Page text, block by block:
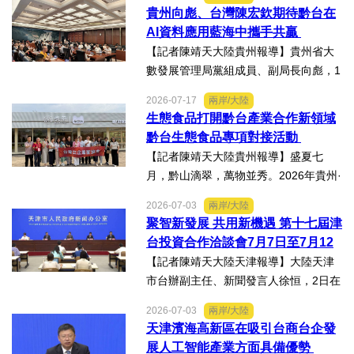
色產業助力鄉村振興對接會的臺灣嘉賓
組團，7月15日，到興仁市實地考察，深
入調研興仁薏仁米...
貴州向彪、台灣陳宏欽期待黔台在
AI資料應用藍海中攜手共贏
【記者陳靖天大陸貴州報導】貴州省大
數發展管理局黨組成員、副局長向彪，1
4日，在2026年貴州・臺灣經貿交流合
作懇談會黔台大數據與人工智能產業對
接會上表示，召開黔台大數據與人工智
能產業對接會，旨在搭建兩...
2026-07-17 兩岸/大陸
生態食品打開黔台產業合作新領域
黔台生態食品專項對接活動
【記者陳靖天大陸貴州報導】盛夏七
月，黔山滴翠，萬物並秀。2026年貴州·
臺灣經貿交流合作懇談會「黔台生態食
品專項對接活動」於7月13日至16日舉
行。近30名台商代表跨海而來，踏訪貴
州生態食品產業一線，...
2026-07-03 兩岸/大陸
聚智新發展 共用新機遇 第十七屆津
台投資合作洽談會7月7日至7月12
日在天津舉辦
【記者陳靖天大陸天津報導】大陸天津
市台辦副主任、新聞發言人徐恒，2日在
第十七屆津台投資合作洽談會新聞發佈
會上表示，津台投資合作洽談會，從200
8年至今已成功舉辦16屆，津台會已成為
2026-07-03 兩岸/大陸
天津濱海高新區在吸引台商台企發
展人工智能產業方面具備優勢